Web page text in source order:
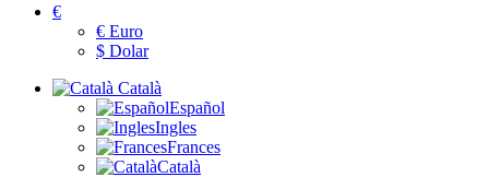
€
€ Euro
$ Dolar
Català
Español
Ingles
Frances
Català